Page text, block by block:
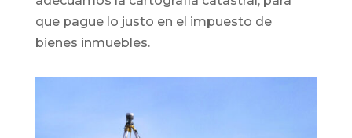
que pague lo justo en el impuesto de
bienes inmuebles.